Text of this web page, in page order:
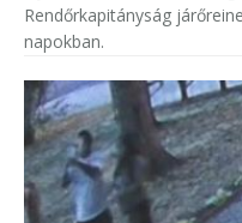
Rendőrkapitányság
napokban.